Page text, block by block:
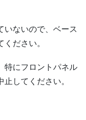
いないので、ベース
ださい。
特にフロントパネル
してください。